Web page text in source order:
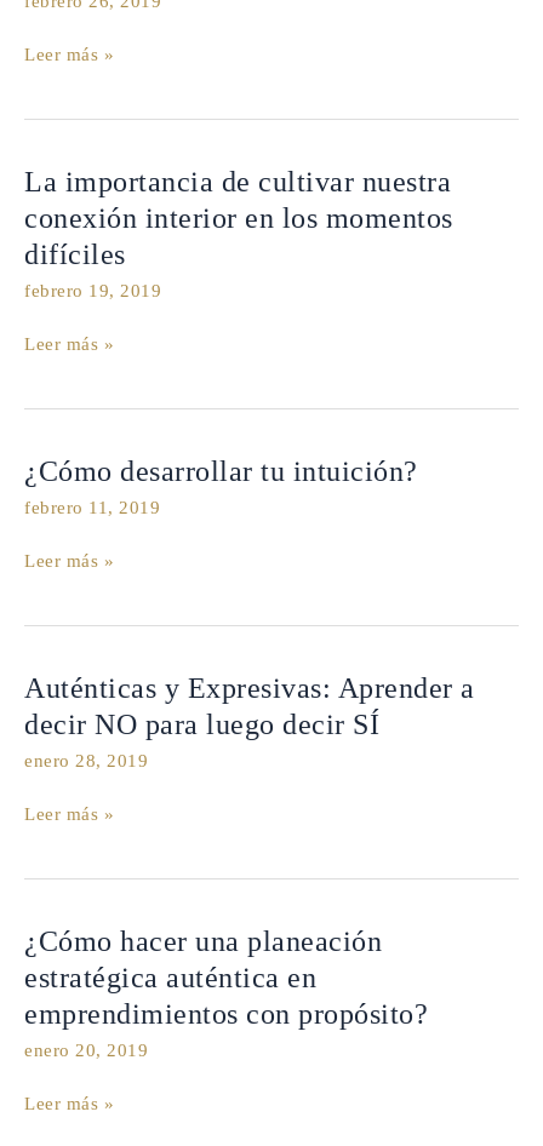
desarrollas
intuición?
Leer más »
La importancia de cultivar nuestra
conexión interior en los momentos
difíciles
febrero 19, 2019
La
importancia
de
cultivar
nuestra
interior
Leer más »
¿Cómo desarrollar tu intuición?
febrero 11, 2019
¿Cómo
desarrollar
intuición?
Leer más »
Auténticas y Expresivas: Aprender a
decir NO para luego decir SÍ
enero 28, 2019
Auténticas
y
Expresivas:
Aprender
decir
para
decir
SÍ
Leer más »
¿Cómo hacer una planeación
estratégica auténtica en
emprendimientos con propósito?
enero 20, 2019
¿Cómo
hacer
una
planeación
estratégica
en
Leer más »